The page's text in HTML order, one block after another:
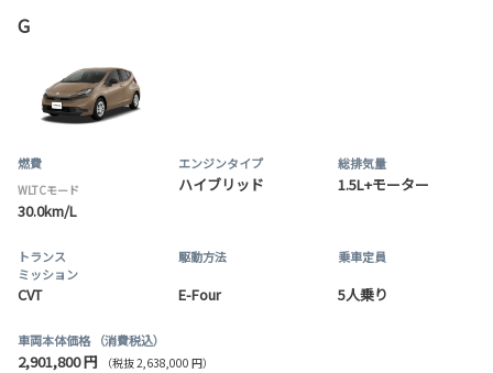
G
燃費
WLTCモード
30.0km/L
エンジンタイプ
ハイブリッド
総排気量
1.5L+モーター
トランス
ミッション
CVT
駆動方法
E-Four
乗車定員
5人乗り
車両本体価格 （消費税込）
2,901,800 円 （税抜 2,638,000 円）